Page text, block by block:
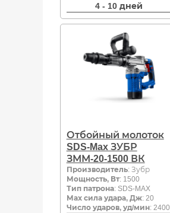
4 - 10 дней
Отбойный молоток
SDS-Max ЗУБР
ЗММ-20-1500 ВК
Производитель: Зубр
Мощность, Вт: 1500
Тип патрона: SDS-MAX
Мах сила удара, Дж: 20
Число ударов, уд/мин: 2400